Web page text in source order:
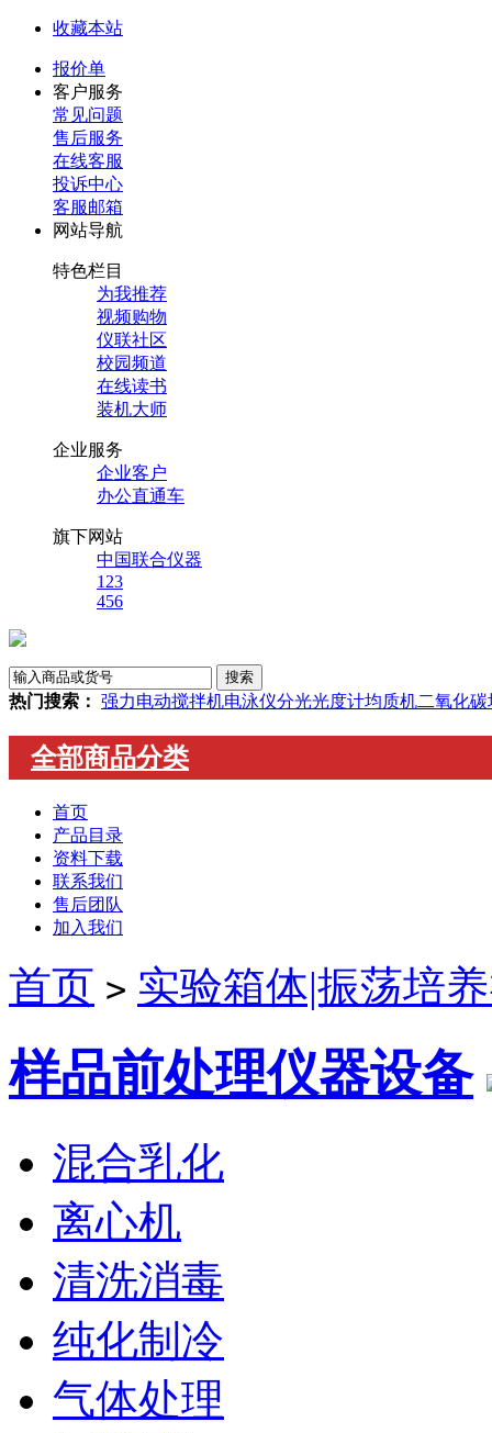
收藏本站
报价单
客户服务
常见问题
售后服务
在线客服
投诉中心
客服邮箱
网站导航
特色栏目
为我推荐
视频购物
仪联社区
校园频道
在线读书
装机大师
企业服务
企业客户
办公直通车
旗下网站
中国联合仪器
123
456
热门搜索： 强力电动搅拌机电泳仪分光光度计均质机二氧化
全部商品分类
首页
产品目录
资料下载
联系我们
售后团队
加入我们
首页 > 实验箱体|振荡培
样品前处理仪器设备
混合乳化
离心机
清洗消毒
纯化制冷
气体处理